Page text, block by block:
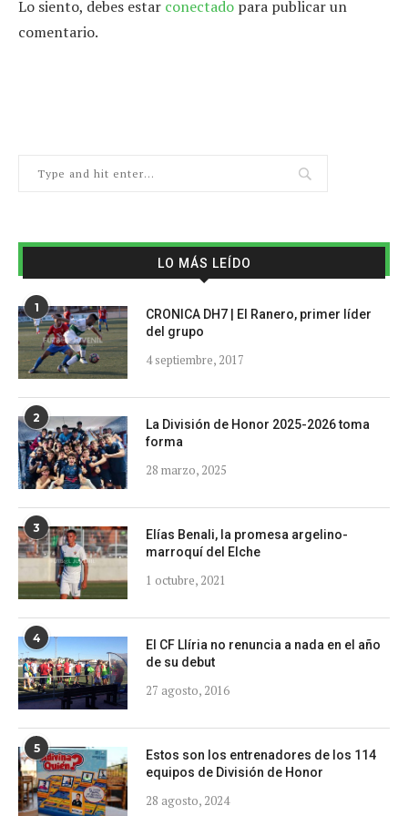
Lo siento, debes estar conectado para publicar un
comentario.
LO MÁS LEÍDO
1
CRONICA DH7 | El Ranero, primer líder
del grupo
4 septiembre, 2017
2
La División de Honor 2025-2026 toma
forma
28 marzo, 2025
3
Elías Benali, la promesa argelino-
marroquí del Elche
1 octubre, 2021
4
El CF Llíria no renuncia a nada en el año
de su debut
27 agosto, 2016
5
Estos son los entrenadores de los 114
equipos de División de Honor
28 agosto, 2024